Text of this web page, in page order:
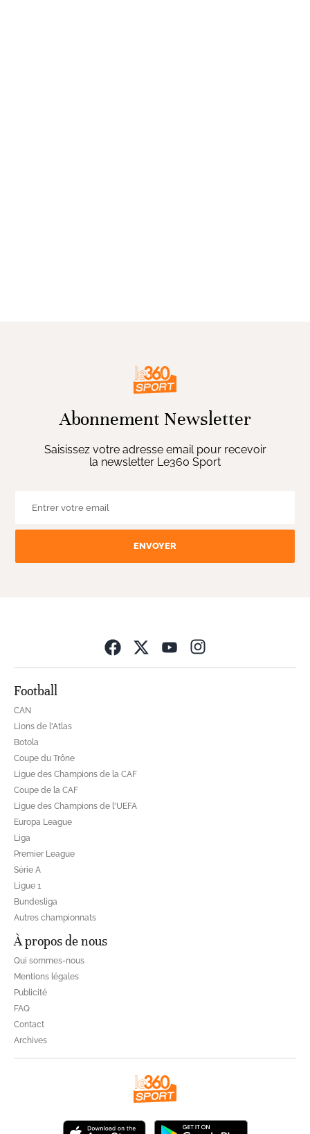
Abonnement Newsletter
Saisissez votre adresse email pour recevoir
la newsletter Le360 Sport
ENVOYER
Football
CAN
Lions de l'Atlas
Botola
Coupe du Trône
Ligue des Champions de la CAF
Coupe de la CAF
Ligue des Champions de l'UEFA
Europa League
Liga
Premier League
Série A
Ligue 1
Bundesliga
Autres championnats
À propos de nous
Qui sommes-nous
Mentions légales
Publicité
FAQ
Contact
Archives